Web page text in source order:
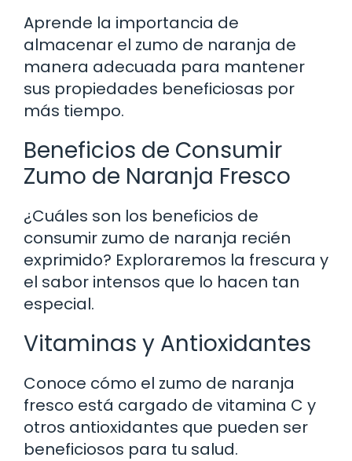
Aprende la importancia de
almacenar el zumo de naranja de
manera adecuada para mantener
sus propiedades beneficiosas por
más tiempo.
Beneficios de Consumir
Zumo de Naranja Fresco
¿Cuáles son los beneficios de
consumir zumo de naranja recién
exprimido? Exploraremos la frescura y
el sabor intensos que lo hacen tan
especial.
Vitaminas y Antioxidantes
Conoce cómo el zumo de naranja
fresco está cargado de vitamina C y
otros antioxidantes que pueden ser
beneficiosos para tu salud.